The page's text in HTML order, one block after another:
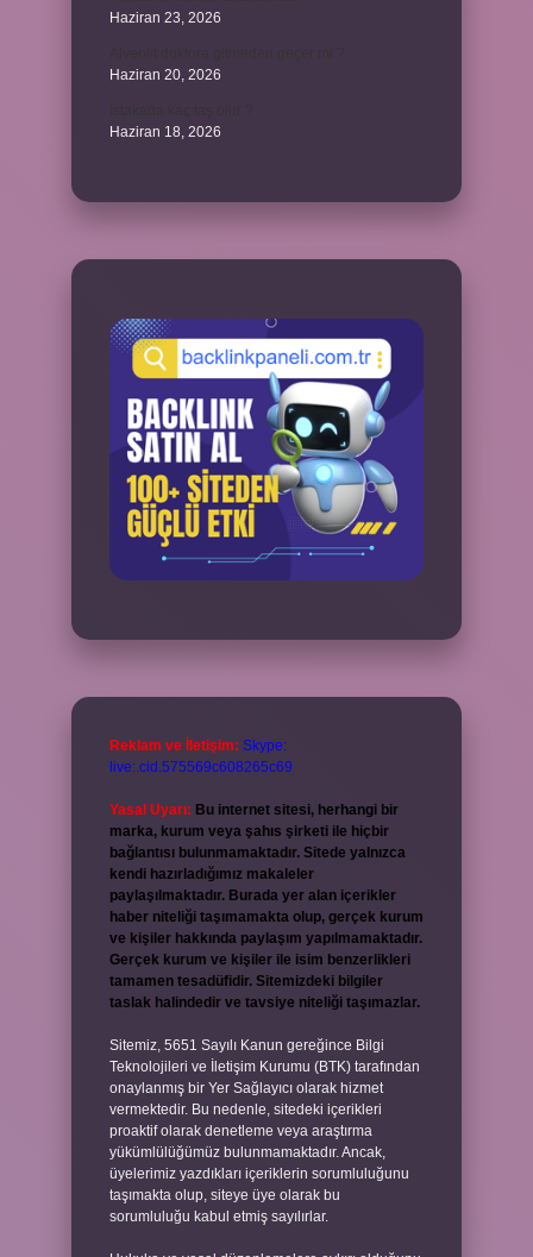
Haziran 23, 2026
Haziran 20, 2026
Haziran 18, 2026
Reklam ve İletişim: Skype:
live:.cid.575569c608265c69
Yasal Uyarı: Bu internet sitesi, herhangi bir
marka, kurum veya şahıs şirketi ile hiçbir
bağlantısı bulunmamaktadır. Sitede yalnızca
kendi hazırladığımız makaleler
paylaşılmaktadır. Burada yer alan içerikler
haber niteliği taşımamakta olup, gerçek kurum
ve kişiler hakkında paylaşım yapılmamaktadır.
Gerçek kurum ve kişiler ile isim benzerlikleri
tamamen tesadüfidir. Sitemizdeki bilgiler
taslak halindedir ve tavsiye niteliği taşımazlar.
Sitemiz, 5651 Sayılı Kanun gereğince Bilgi
Teknolojileri ve İletişim Kurumu (BTK) tarafından
onaylanmış bir Yer Sağlayıcı olarak hizmet
vermektedir. Bu nedenle, sitedeki içerikleri
proaktif olarak denetleme veya araştırma
yükümlülüğümüz bulunmamaktadır. Ancak,
üyelerimiz yazdıkları içeriklerin sorumluluğunu
taşımakta olup, siteye üye olarak bu
sorumluluğu kabul etmiş sayılırlar.